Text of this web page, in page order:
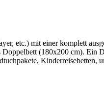
etc.) mit einer komplett
(180x200 cm). Ein
Kinderreisebetten,